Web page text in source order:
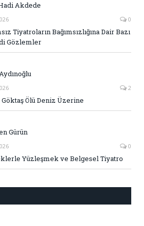
Akdede
0
Tiyatroların Bağımsızlığına Dair Bazı
Gözlemler
2
Ölü Deniz Üzerine
Gürün
0
Yüzleşmek ve Belgesel Tiyatro